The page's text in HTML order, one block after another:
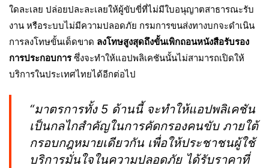
ใดละเลย ปล่อยปละละเลยให้ผู้ขับขี่ที่ไม่มีใบอนุญาตสาธารณะรับ
งาน หรือระบบไม่มีความปลอดภัย กรมการขนส่งทางบกจะดำเนิน
การลงโทษขั้นเด็ดขาด ลงโทษสูงสุดถึงขั้นเพิกถอนหนังสือรับรอง
การประกอบการซึ่งจะทำให้แอปพลิเคชันนั้นไม่สามารถเปิดให้
บริการในประเทศไทยได้อีกต่อไป
“มาตรการทั้ง 5 ด้านนี้ จะทำให้แอปพลิเคชัน
เป็นกลไกสำคัญในการคัดกรองคนขับ ภายใต้
กรอบกฎหมายเดียวกัน เพื่อให้ประชาชนผู้ใช้
บริการมั่นใจในความปลอดภัย ได้รับราคาที่